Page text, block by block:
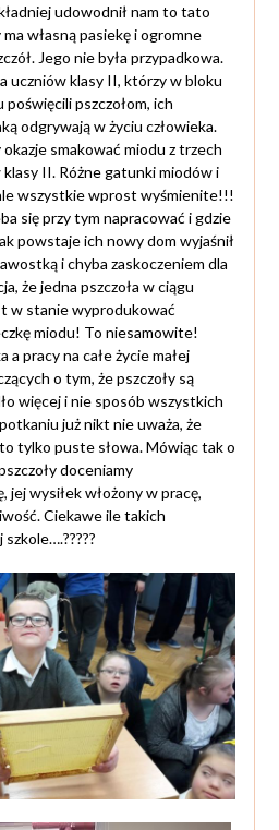
udowodnił nam to tato
własną pasiekę i ogromne
Jego nie była przypadkowa.
uczniów klasy II, którzy w bloku
pszczołom, ich
odgrywają w życiu człowieka.
smakować miodu z trzech
II. Różne gatunki miodów i
wszystkie wprost wyśmienite!!!
się przy tym napracować i gdzie
powstaje ich nowy dom wyjaśnił
i chyba zaskoczeniem dla
że jedna pszczoła w ciągu
w stanie wyprodukować
miodu! To niesamowite!
a pracy na całe życie małej
o tym, że pszczoły są
więcej i nie sposób wszystkich
już nikt nie uważa, że
tylko puste słowa. Mówiąc tak o
doceniamy
wysiłek włożony w pracę,
Ciekawe ile takich